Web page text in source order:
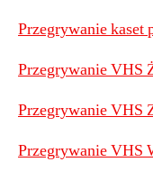
Przegrywanie kaset
Przegrywanie VHS
Przegrywanie VHS
Przegrywanie VHS